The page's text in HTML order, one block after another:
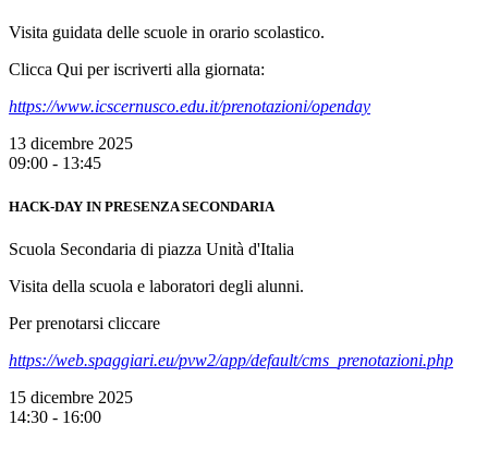
Visita guidata delle scuole in orario scolastico.
Clicca Qui per iscriverti alla giornata:
https://www.icscernusco.edu.it/prenotazioni/openday
13 dicembre 2025
09:00 - 13:45
HACK-DAY IN PRESENZA SECONDARIA
Scuola Secondaria di piazza Unità d'Italia
Visita della scuola e laboratori degli alunni.
Per prenotarsi cliccare
https://web.spaggiari.eu/pvw2/app/default/cms_prenotazioni.php
15 dicembre 2025
14:30 - 16:00